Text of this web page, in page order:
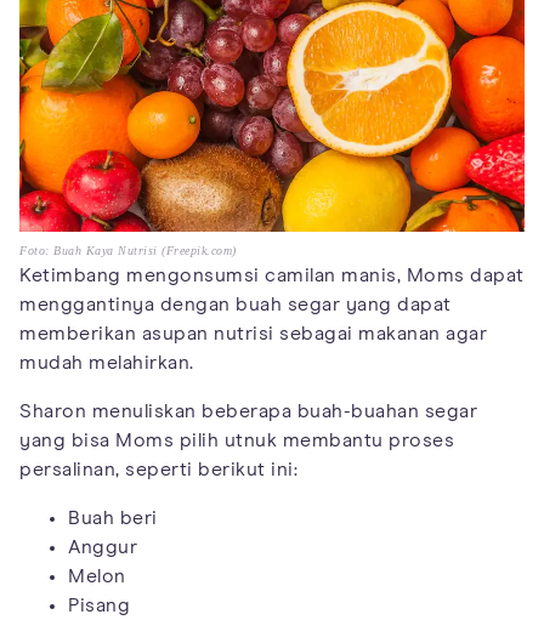
Foto: Buah Kaya Nutrisi (Freepik.com)
Ketimbang mengonsumsi camilan manis, Moms dapat
menggantinya dengan buah segar yang dapat
memberikan asupan nutrisi sebagai makanan agar
mudah melahirkan.
Sharon menuliskan beberapa buah-buahan segar
yang bisa Moms pilih utnuk membantu proses
persalinan, seperti berikut ini:
Buah beri
Anggur
Melon
Pisang